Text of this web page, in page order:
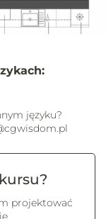
języku?
projektować